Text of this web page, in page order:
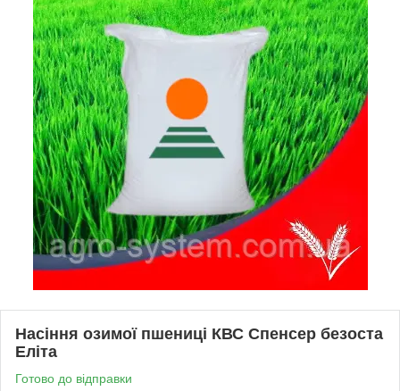
Насіння озимої пшениці КВС Спенсер безоста
Еліта
Готово до відправки